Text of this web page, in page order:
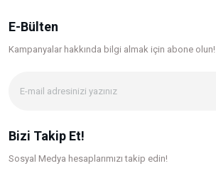
E-Bülten
Kampanyalar hakkında bilgi almak için abone olun!
Bizi Takip Et!
Sosyal Medya hesaplarımızı takip edin!